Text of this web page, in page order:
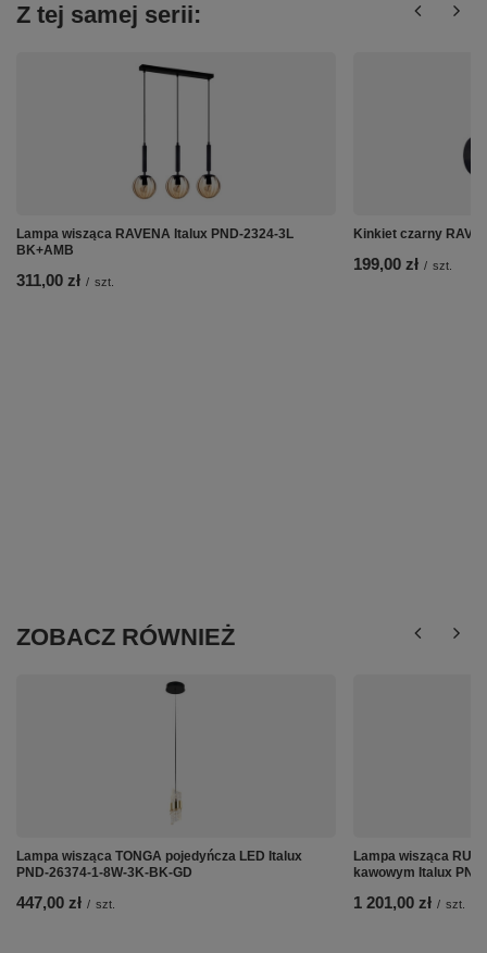
Z tej samej serii:
Lampa wisząca RAVENA Italux PND-2324-3L
BK+AMB
311,00 zł / szt.
Kinkiet czarny
199,00 zł / szt.
ZOBACZ RÓWNIEŻ
Lampa wisząca TONGA pojedyńcza LED Italux
PND-26374-1-8W-3K-BK-GD
447,00 zł / szt.
Lampa wisząca
kawowym Italux
1 201,00 zł / szt.